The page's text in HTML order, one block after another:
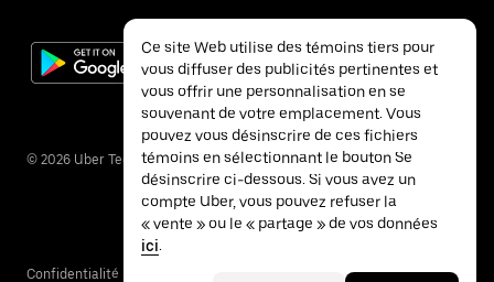
© 2026 Uber Technologies inc.
Confidentialité
Ce site Web utilise des témoins tiers pour
vous diffuser des publicités pertinentes et
vous offrir une personnalisation en se
souvenant de votre emplacement. Vous
pouvez vous désinscrire de ces fichiers
témoins en sélectionnant le bouton Se
désinscrire ci-dessous. Si vous avez un
compte Uber, vous pouvez refuser la
« vente » ou le « partage » de vos données
ici.